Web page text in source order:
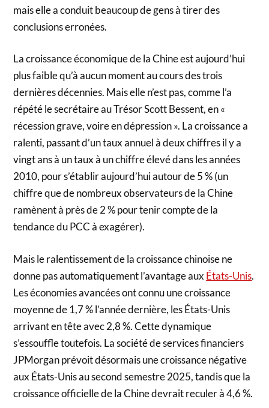
mais elle a conduit beaucoup de gens à tirer des
conclusions erronées.
La croissance économique de la Chine est aujourd’hui
plus faible qu’à aucun moment au cours des trois
dernières décennies. Mais elle n’est pas, comme l’a
répété le secrétaire au Trésor Scott Bessent, en «
récession grave, voire en dépression ». La croissance a
ralenti, passant d’un taux annuel à deux chiffres il y a
vingt ans à un taux à un chiffre élevé dans les années
2010, pour s’établir aujourd’hui autour de 5 % (un
chiffre que de nombreux observateurs de la Chine
ramènent à près de 2 % pour tenir compte de la
tendance du PCC à exagérer).
Mais le ralentissement de la croissance chinoise ne
donne pas automatiquement l’avantage aux États-Unis.
Les économies avancées ont connu une croissance
moyenne de 1,7 % l’année dernière, les États-Unis
arrivant en tête avec 2,8 %. Cette dynamique
s’essouffle toutefois. La société de services financiers
JPMorgan prévoit désormais une croissance négative
aux États-Unis au second semestre 2025, tandis que la
croissance officielle de la Chine devrait reculer à 4,6 %.